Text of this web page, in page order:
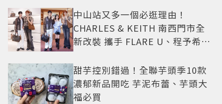
中山站又多一個必逛理由！
CHARLES & KEITH 南西門市全
新改裝 攜手 FLARE U、程予希演
甜芋控別錯過！全聯芋頭季10款
濃郁新品開吃 芋泥布蕾、芋頭大
福必買